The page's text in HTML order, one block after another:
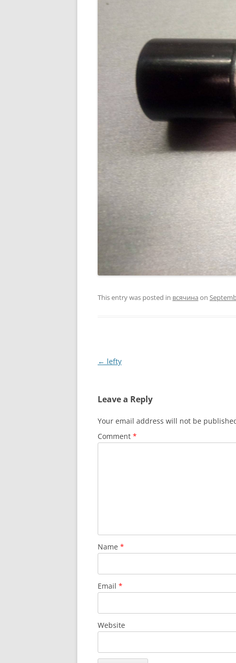
This entry was posted in всячина on
Post
← lefty
Leave a Reply
Your email address will not be
Comment *
Name *
Email *
Website